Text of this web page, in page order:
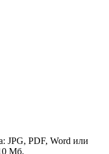
JPG, PDF, Word или
Мб.